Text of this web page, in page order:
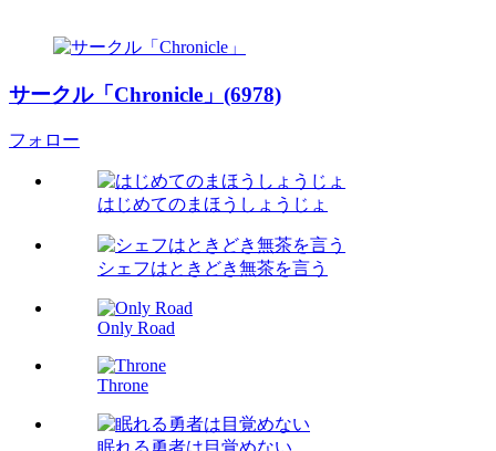
サークル「Chronicle」(6978)
フォロー
はじめてのまほうしょうじょ
シェフはときどき無茶を言う
Only Road
Throne